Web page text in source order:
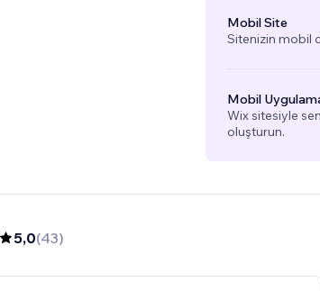
Mobil Site
Sitenizin mobil
Mobil
Wix sitesiyle
oluşturun.
5,0(43)